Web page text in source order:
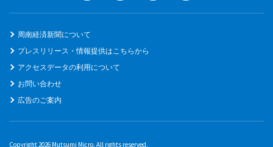
周南経済新聞について
プレスリリース・情報提供はこちらから
アクセスデータの利用について
お問い合わせ
広告のご案内
Copyright 2026 Mutsumi Micro. All rights reserved.